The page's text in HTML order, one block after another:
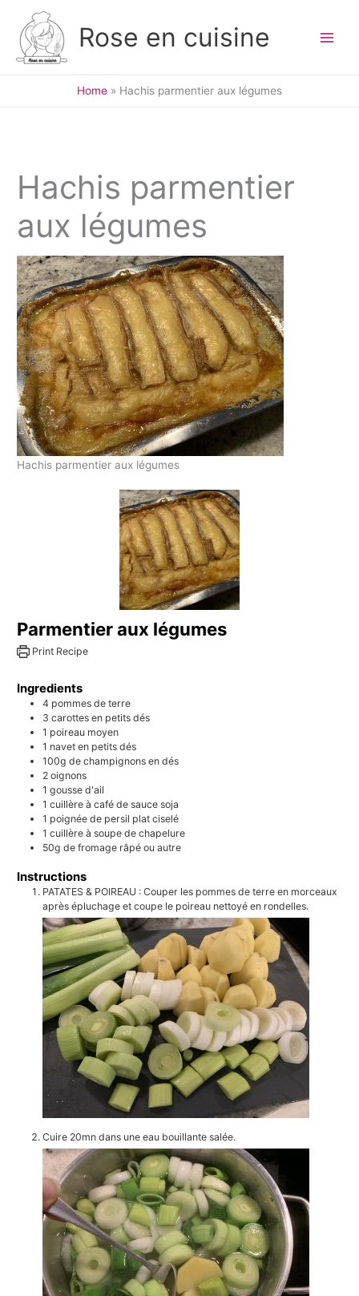
content
Rose en cuisine
Home Hachis parmentier aux légumes
Hachis parmentier
aux légumes
Hachis parmentier aux légumes
Parmentier aux légumes
Print Recipe
Ingredients
4 pommes de terre
3 carottes en petits dés
1 poireau moyen
1 navet en petits dés
100g de champignons en dés
2oignons
1 gousse d'ail
1 cuillère à café de sauce soja
1 poignée de persil plat ciselé
1 cuillère à soupe de chapelure
50g de fromage râpé ou autre
Instructions
PATATES & POIREAU : Couper les pommes de terre en morceaux
après épluchage et coupe le poireau nettoyé en rondelles.
Cuire 20mn dans une eau bouillante salée.